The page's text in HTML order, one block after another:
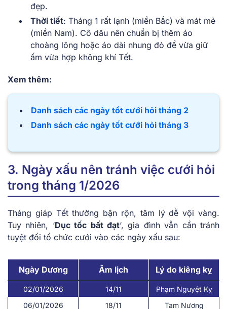
đẹp.
Thời tiết: Tháng 1 rất lạnh (miền Bắc) và mát mẻ
(miền Nam). Cô dâu nên chuẩn bị thêm áo
choàng lông hoặc áo dài nhung đỏ để vừa giữ
ấm vừa hợp không khí Tết.
Xem thêm:
Danh sách các ngày tốt cưới hỏi tháng 2
Danh sách các ngày tốt cưới hỏi tháng 3
3. Ngày xấu nên tránh việc cưới hỏi
trong tháng 1/2026
Tháng giáp Tết thường bận rộn, tâm lý dễ vội vàng.
Tuy nhiên, ‘Dục tốc bất đạt‘, gia đình vẫn cần tránh
tuyệt đối tổ chức cưới vào các ngày xấu sau:
Ngày Dương Âm lịch Lý do kiêng kỵ
02/01/2026 14/11
Phạm Nguyệt Kỵ
06/01/2026
18/11
Tam Nương